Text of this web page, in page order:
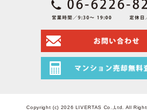
Copyright (c) 2026 LIVERTAS Co.,Ltd. All